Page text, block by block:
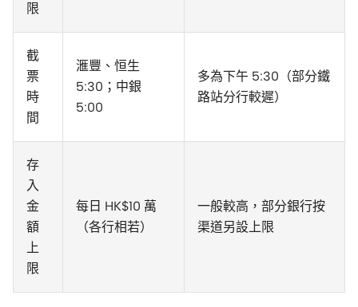
限
截
票
時
間
滙豐、恒生
5:30；中銀
5:00
多為下午 5:30（部分鐵
路站分行較遲）
存
入
金
額
上
限
每日 HK$10 萬
（各行相若）
一般較高，部分銀行按
渠道另設上限